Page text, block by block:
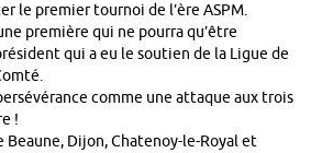
le premier tournoi de l’ère ASPM.
première qui ne pourra qu’être
qui a eu le soutien de la Ligue de
comme une attaque aux trois
!
Beaune, Dijon, Chatenoy-le-Royal et